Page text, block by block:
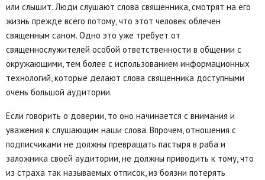
или слышит. Люди слушают слова священника, смотрят на его
жизнь прежде всего потому, что этот человек облечен
священным саном. Одно это уже требует от
священнослужителей особой ответственности в общении с
окружающими, тем более с использованием информационных
технологий, которые делают слова священника доступными
очень большой аудитории.
Если говорить о доверии, то оно начинается с внимания и
уважения к слушающим наши слова. Впрочем, отношения с
подписчиками не должны превращать пастыря в раба и
заложника своей аудитории, не должны приводить к тому, что
из страха так называемых отписок, из боязни потерять